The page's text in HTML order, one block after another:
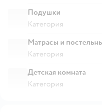
Подушки
Категория
Матрасы и
Категория
Детская комната
Категория